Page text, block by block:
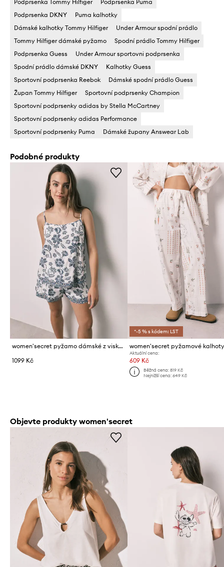
Podprsenka Tommy Hilfiger
Podprsenka Puma
Podprsenka DKNY
Puma kalhotky
Dámské kalhotky Tommy Hilfiger
Under Armour spodní prádlo
Tommy Hilfiger dámské pyžamo
Spodní prádlo Tommy Hilfiger
Podprsenka Guess
Under Armour sportovni podprsenka
Spodní prádlo dámské DKNY
Kalhotky Guess
Sportovní podprsenka Reebok
Dámské spodní prádlo Guess
Župan Tommy Hilfiger
Sportovní podprsenky Champion
Sportovní podprsenky adidas by Stella McCartney
Sportovní podprsenky adidas Performance
Sportovní podprsenky Puma
Dámské župany Answear Lab
Podobné produkty
women'secret pyžamo dámské z viskózy
1099 Kč
*-5 % s kódem: LST
Aktuální cena:
609 Kč
Běžná cena: 819 Kč
Nejnižší cena: 649 Kč
Objevte produkty women'secret